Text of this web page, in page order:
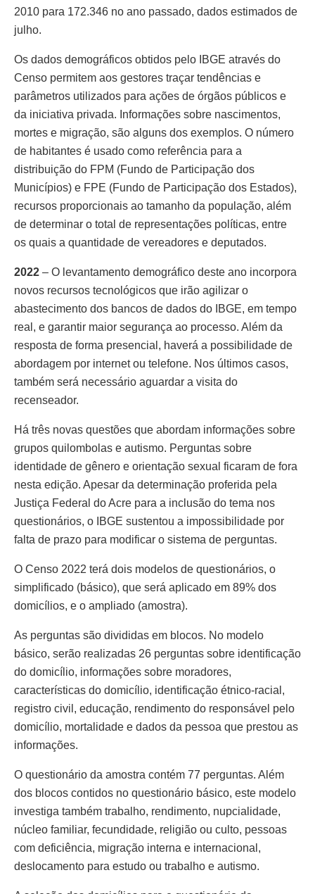
2010 para 172.346 no ano passado, dados estimados de
julho.
Os dados demográficos obtidos pelo IBGE através do
Censo permitem aos gestores traçar tendências e
parâmetros utilizados para ações de órgãos públicos e
da iniciativa privada. Informações sobre nascimentos,
mortes e migração, são alguns dos exemplos. O número
de habitantes é usado como referência para a
distribuição do FPM (Fundo de Participação dos
Municípios) e FPE (Fundo de Participação dos Estados),
recursos proporcionais ao tamanho da população, além
de determinar o total de representações políticas, entre
os quais a quantidade de vereadores e deputados.
2022 – O levantamento demográfico deste ano incorpora
novos recursos tecnológicos que irão agilizar o
abastecimento dos bancos de dados do IBGE, em tempo
real, e garantir maior segurança ao processo. Além da
resposta de forma presencial, haverá a possibilidade de
abordagem por internet ou telefone. Nos últimos casos,
também será necessário aguardar a visita do
recenseador.
Há três novas questões que abordam informações sobre
grupos quilombolas e autismo. Perguntas sobre
identidade de gênero e orientação sexual ficaram de fora
nesta edição. Apesar da determinação proferida pela
Justiça Federal do Acre para a inclusão do tema nos
questionários, o IBGE sustentou a impossibilidade por
falta de prazo para modificar o sistema de perguntas.
O Censo 2022 terá dois modelos de questionários, o
simplificado (básico), que será aplicado em 89% dos
domicílios, e o ampliado (amostra).
As perguntas são divididas em blocos. No modelo
básico, serão realizadas 26 perguntas sobre identificação
do domicílio, informações sobre moradores,
características do domicílio, identificação étnico-racial,
registro civil, educação, rendimento do responsável pelo
domicílio, mortalidade e dados da pessoa que prestou as
informações.
O questionário da amostra contém 77 perguntas. Além
dos blocos contidos no questionário básico, este modelo
investiga também trabalho, rendimento, nupcialidade,
núcleo familiar, fecundidade, religião ou culto, pessoas
com deficiência, migração interna e internacional,
deslocamento para estudo ou trabalho e autismo.